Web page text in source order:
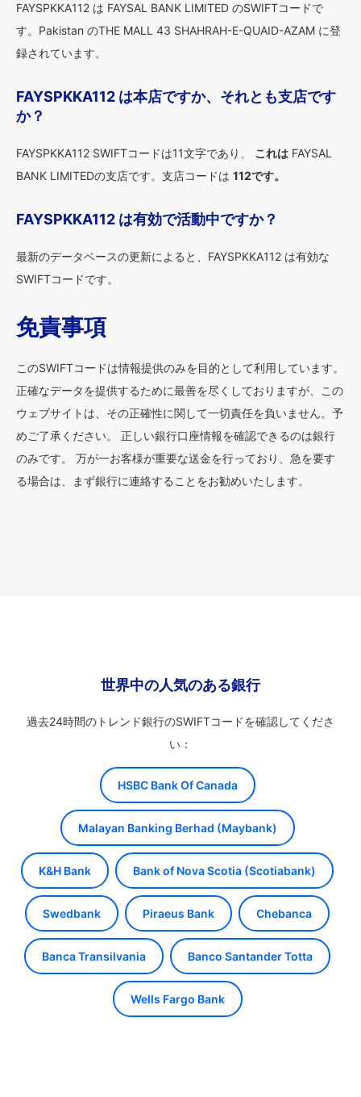
FAYSPKKA112 は FAYSAL BANK LIMITED のSWIFTコードで
す。Pakistan のTHE MALL 43 SHAHRAH-E-QUAID-AZAM に登
録されています。
FAYSPKKA112 は本店ですか、それとも支店です
か？
FAYSPKKA112 SWIFTコードは11文字であり、 これは FAYSAL
BANK LIMITEDの支店です。支店コードは 112です。
FAYSPKKA112 は有効で活動中ですか？
最新のデータベースの更新によると、FAYSPKKA112 は有効な
SWIFTコードです。
免責事項
このSWIFTコードは情報提供のみを目的として利用しています。
正確なデータを提供するために最善を尽くしておりますが、この
ウェブサイトは、その正確性に関して一切責任を負いません。予
めご了承ください。 正しい銀行口座情報を確認できるのは銀行
のみです。 万が一お客様が重要な送金を行っており、急を要す
る場合は、まず銀行に連絡することをお勧めいたします。
世界中の人気のある銀行
過去24時間のトレンド銀行のSWIFTコードを確認してくださ
い：
HSBC Bank Of Canada
Malayan Banking Berhad (Maybank)
K&H Bank Bank of Nova Scotia (Scotiabank)
Swedbank Piraeus Bank Chebanca
Banca Transilvania Banco Santander Totta
Wells Fargo Bank